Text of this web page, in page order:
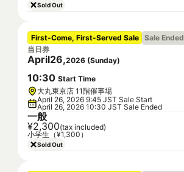
Sold Out
First-Come, First-Served Sale Sale Ended
当日券
April26,2026 (Sunday)
10:30 Start Time
大丸東京店 11階催事場
April 26, 2026 9:45 JST Sale Start
April 26, 2026 10:30 JST Sale Ended
一般
¥2,300(tax included)
小学生（¥1,300）
Sold Out